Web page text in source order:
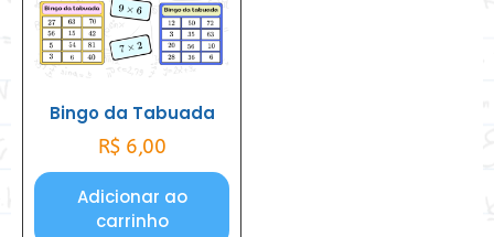
Bingo da Tabuada
R$ 6,00
Adicionar ao
carrinho